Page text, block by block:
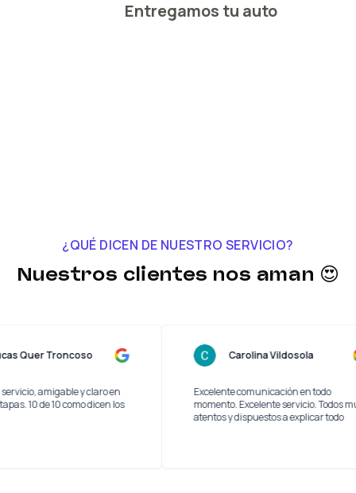
Entregamos tu auto
¿QUÉ DICEN DE NUESTRO SERVICIO?
Nuestros clientes nos aman 😍
buen servicio, amigable y claro en
las etapas. 10 de 10 como dicen los
Lucas Quer Troncoso
Excelente comunicación en
momento. Excelente servicio.
atentos y dispuestos a
Carolina Vildosola